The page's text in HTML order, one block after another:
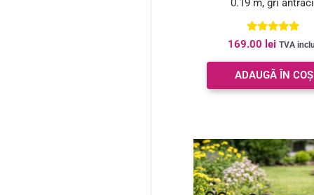
0.19 m, gri
Evaluat la
5.00
din 5
169.00 lei TVA
ADAUGĂ ÎN COȘ